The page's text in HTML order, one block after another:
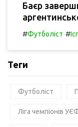
Баєр
#Футболіст #
Теги
Футболіст
Ліга чемпіонів